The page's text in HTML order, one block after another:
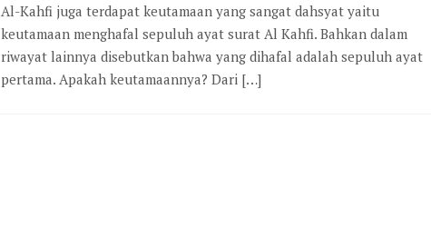
Al-Kahfi juga terdapat keutamaan yang sangat dahsyat yaitu
keutamaan menghafal sepuluh ayat surat Al Kahfi. Bahkan dalam
riwayat lainnya disebutkan bahwa yang dihafal adalah sepuluh ayat
pertama. Apakah keutamaannya? Dari […]